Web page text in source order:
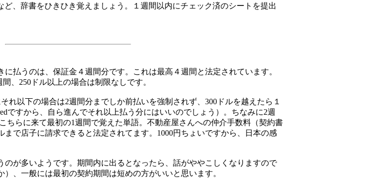
ど、辞書をひきひき覚えましょう。１週間以内にチェック済のシートを提出
払うのは、保証金４週間分です。これは最高４週間と法定されています。
、250ドル以上の場合は制限なしです。
れ以下の場合は2週間分までしか前払いを強制されず、300ドルを越えたら１
ですから、自ら進んでそれ以上払う分にはいいのでしょう）。ちなみに2週
ちらに来て最初の1週間で覚えた単語。不動産屋さんへの仲介手数料（契約書
まで店子に請求できると法定されてます。1000円ちょいですから、日本の感
が多いようです。期間内に出るとなったら、話がややこしくなりますので
）、一般には最初の契約期間は短めの方がいいと思います。